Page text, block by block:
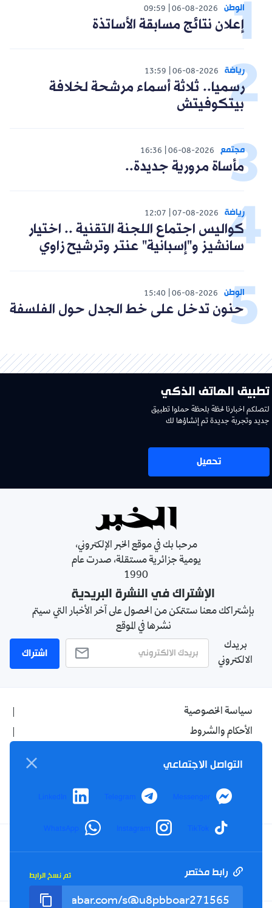
الوطن 06-08-2026
09:59
إعلان نتائج مسابقة الأساتذة
رياضة 06-08-2026
13:59
رسميا.. ثلاثة أسماء مرشحة لخلافة
بيتكوفيتش
مجتمع 06-08-2026
16:36
مأساة مرورية جديدة..
رياضة 07-08-2026
12:07
كواليس اجتماع اللجنة التقنية .. اختيار
سانشيز و"إسبانية" عنتر وترشيح زاوي
الوطن 06-08-2026
15:40
حنون تدخل على خط الجدل حول الفلسفة
تطبيق الهاتف الذكي
لتصلكم اخبارنا لحظة بلحظة حملوا تطبيق
جديد وتجربة جديدة تم إنشاؤها لك
تحميل
مرحبا بك في موقع الخبر الإلكتروني،
يومية جزائرية مستقلة، صدرت عام
1990
الإشتراك في النشرة البريدية
بإشتراكك معنا ستتمكن من الحصول على آخر الأخبار التي سيتم
نشرها في الموقع
بريدك
الالكتروني
اشتراك
سياسة الخصوصية
الأحكام والشروط
اتصل بنا
من نحن
Facebook
YouTube
TikTok
Twitter
التواصل الاجتماعي
Messenger
Telegram
LinkedIn
TikTok
Instagram
WhatsApp
رابط مختصر تم نسخ الرابط